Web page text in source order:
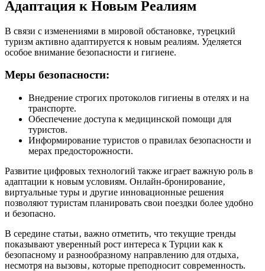
Адаптация к Новым Реалиям
В связи с изменениями в мировой обстановке‚ турецкий
туризм активно адаптируется к новым реалиям. Уделяется
особое внимание безопасности и гигиене.
Меры безопасности:
Внедрение строгих протоколов гигиены в отелях и на
транспорте.
Обеспечение доступа к медицинской помощи для
туристов.
Информирование туристов о правилах безопасности и
мерах предосторожности.
Развитие цифровых технологий также играет важную роль в
адаптации к новым условиям. Онлайн-бронирование‚
виртуальные туры и другие инновационные решения
позволяют туристам планировать свои поездки более удобно
и безопасно.
В середине статьи‚ важно отметить‚ что текущие тренды
показывают уверенный рост интереса к Турции как к
безопасному и разнообразному направлению для отдыха‚
несмотря на вызовы‚ которые преподносит современность.